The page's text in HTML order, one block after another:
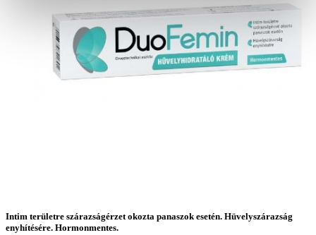
Intim területre szárazságérzet okozta panaszok esetén. Hüvelyszárazság
enyhítésére. Hormonmentes.